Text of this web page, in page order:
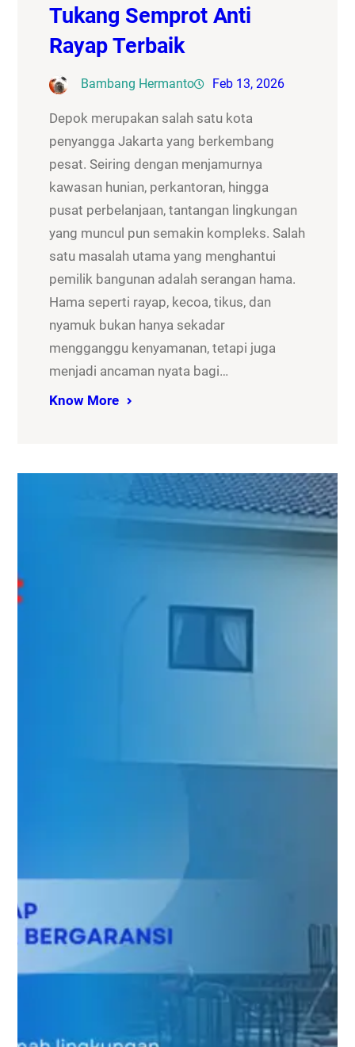
Tukang Semprot Anti
Rayap Terbaik
Bambang Hermanto Feb 13, 2026
Depok merupakan salah satu kota
penyangga Jakarta yang berkembang
pesat. Seiring dengan menjamurnya
kawasan hunian, perkantoran, hingga
pusat perbelanjaan, tantangan lingkungan
yang muncul pun semakin kompleks. Salah
satu masalah utama yang menghantui
pemilik bangunan adalah serangan hama.
Hama seperti rayap, kecoa, tikus, dan
nyamuk bukan hanya sekadar
mengganggu kenyamanan, tetapi juga
menjadi ancaman nyata bagi…
Know More